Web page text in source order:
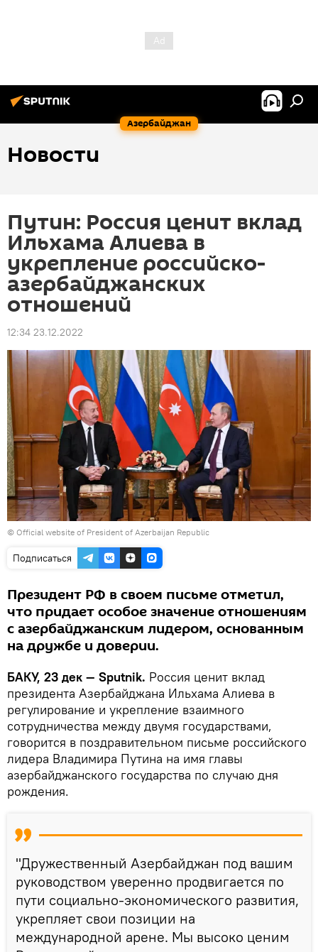
Азербайджан
Новости
Путин: Россия ценит вклад
Ильхама Алиева в
укрепление российско-
азербайджанских
отношений
12:34 23.12.2022
© Official website of President of Azerbaijan Republic
Подписаться
Президент РФ в своем письме отметил,
что придает особое значение отношениям
с азербайджанским лидером, основанным
на дружбе и доверии.
БАКУ, 23 дек — Sputnik. Россия ценит вклад
президента Азербайджана Ильхама Алиева в
регулирование и укрепление взаимного
сотрудничества между двумя государствами,
говорится в поздравительном письме российского
лидера Владимира Путина на имя главы
азербайджанского государства по случаю дня
рождения.
"Дружественный Азербайджан под вашим
руководством уверенно продвигается по
пути социально-экономического развития,
укрепляет свои позиции на
международной арене. Мы высоко ценим